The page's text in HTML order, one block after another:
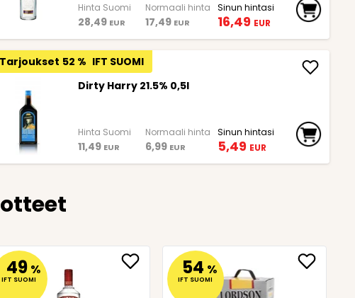
Hinta Suomi
28,49 EUR
Normaali hinta
17,49 EUR
Sinun hintasi
16,49 EUR
Tarjoukset 52 % IFT SUOMI
Dirty Harry 21.5% 0,5l
Hinta Suomi
11,49 EUR
Normaali hinta
6,99 EUR
Sinun hintasi
5,49 EUR
49 %
IFT SUOMI
54 %
IFT SUOMI